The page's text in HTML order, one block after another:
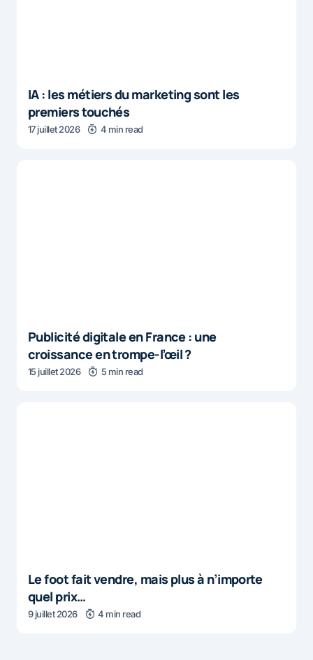
IA : les métiers du marketing sont les
premiers touchés
17 juillet 2026 4 min read
Publicité digitale en France : une
croissance en trompe-l’œil ?
15 juillet 2026 5 min read
Le foot fait vendre, mais plus à n’importe
quel prix…
9 juillet 2026 4 min read